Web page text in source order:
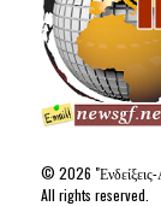
©2026
All rights reserved.